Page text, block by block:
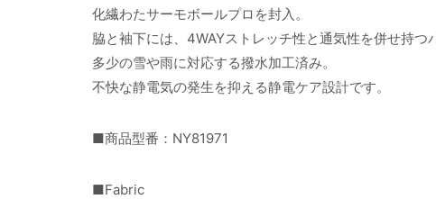
化繊わたサーモボールプロを封入。
脇と袖下には、4WAYストレッチ性と通気性を併せ持つ
多少の雪や雨に対応する撥水加工済み。
不快な静電気の発生を抑える静電ケア設計です。
■商品型番：NY81971
■Fabric